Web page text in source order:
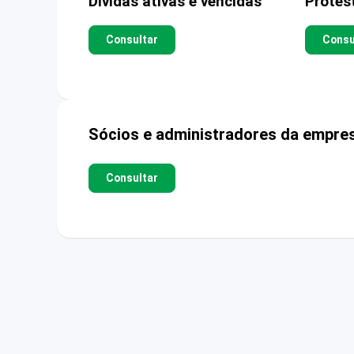
Consultar
Sócios e administradores da
Consultar